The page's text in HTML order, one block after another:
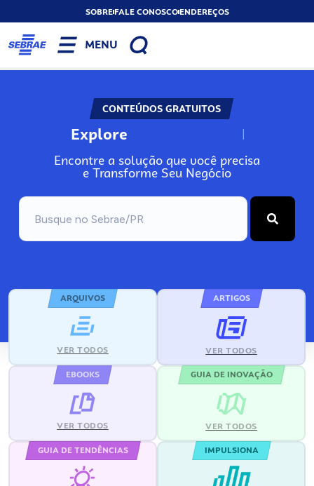
SOBREFALE CONOSCOENDEREÇOS
MENU
CONTEÚDOS GRATUITOS
Explore N
Encontre a solução que você precisa
e Transforme Seu Negócio
ARQUIVOS
VER TODOS
ARTIGOS
VER TODOS
EBOOKS
VER TODOS
GUIA DE INOVAÇÃO
VER TODOS
GUIA DE TENDÊNCIAS IMPULSIONA